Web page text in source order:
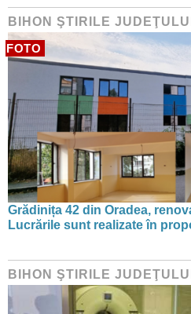
BIHON ŞTIRILE
FOTO
Grădinița 42 din Oradea,
Lucrările sunt realizate în
BIHON ŞTIRILE